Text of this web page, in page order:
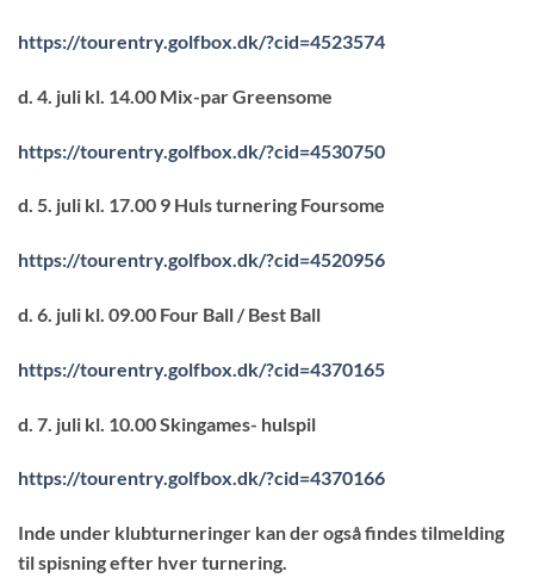
https://tourentry.golfbox.dk/?cid=4523574
d. 4. juli kl. 14.00 Mix-par Greensome
https://tourentry.golfbox.dk/?cid=4530750
d. 5. juli kl. 17.00 9 Huls turnering Foursome
https://tourentry.golfbox.dk/?cid=4520956
d. 6. juli kl. 09.00 Four Ball / Best Ball
https://tourentry.golfbox.dk/?cid=4370165
d. 7. juli kl. 10.00 Skingames- hulspil
https://tourentry.golfbox.dk/?cid=4370166
Inde under klubturneringer kan der også findes tilmelding
til spisning efter hver turnering.